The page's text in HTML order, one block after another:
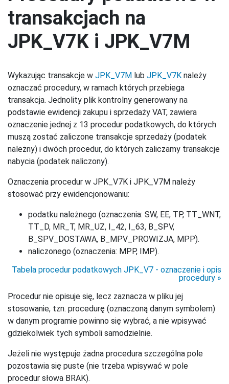
transakcjach na
JPK_V7K i JPK_V7M
Wykazując transakcje w JPK_V7M lub JPK_V7K należy
oznaczać procedury, w ramach których przebiega
transakcja. Jednolity plik kontrolny generowany na
podstawie ewidencji zakupu i sprzedaży VAT, zawiera
oznaczenie jednej z 13 procedur podatkowych, do których
muszą zostać zaliczone transakcje sprzedaży (podatek
należny) i dwóch procedur, do których zaliczamy transakcje
nabycia (podatek naliczony).
Oznaczenia procedur w JPK_V7K i JPK_V7M należy
stosować przy ewidencjonowaniu:
podatku należnego (oznaczenia: SW, EE, TP, TT_WNT,
TT_D, MR_T, MR_UZ, I_42, I_63, B_SPV,
B_SPV_DOSTAWA, B_MPV_PROWIZJA, MPP).
naliczonego (oznaczenia: MPP, IMP).
Tabela procedur podatkowych JPK_V7 - oznaczenie i opis
procedury
Procedur nie opisuje się, lecz zaznacza w pliku jej
stosowanie, tzn. procedurę (oznaczoną danym symbolem)
w danym programie powinno się wybrać, a nie wpisywać
gdziekolwiek tych symboli samodzielnie.
Jeżeli nie występuje żadna procedura szczególna pole
pozostawia się puste (nie trzeba wpisywać w pole
procedur słowa BRAK).